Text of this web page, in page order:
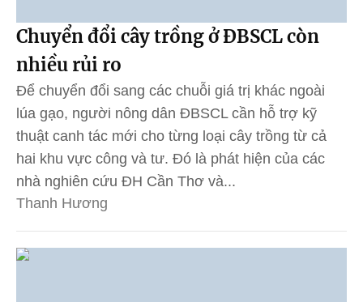
Chuyển đổi cây trồng ở ĐBSCL còn
nhiều rủi ro
Để chuyển đổi sang các chuỗi giá trị khác ngoài
lúa gạo, người nông dân ĐBSCL cần hỗ trợ kỹ
thuật canh tác mới cho từng loại cây trồng từ cả
hai khu vực công và tư. Đó là phát hiện của các
nhà nghiên cứu ĐH Cần Thơ và...
Thanh Hương